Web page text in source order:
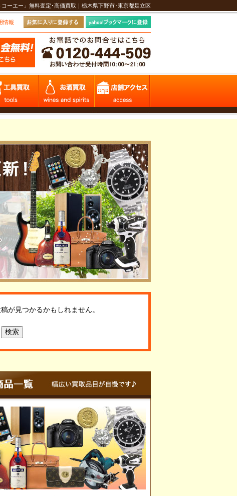
ーエー」無料査定･高価買取｜栃木県下野市･東京都足立区
情報
が見つかるかもしれません。